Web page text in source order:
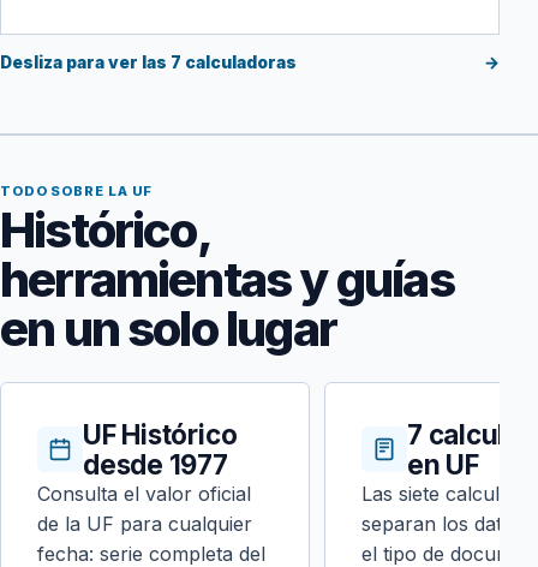
Desliza para ver las 7 calculadoras →
TODO SOBRE LA UF
Histórico,
herramientas y guías
en un solo lugar
UF Histórico
desde 1977
Consulta el valor oficial
de la UF para cualquier
fecha: serie completa del
7
en UF
Las siete
separan los datos
el tipo de